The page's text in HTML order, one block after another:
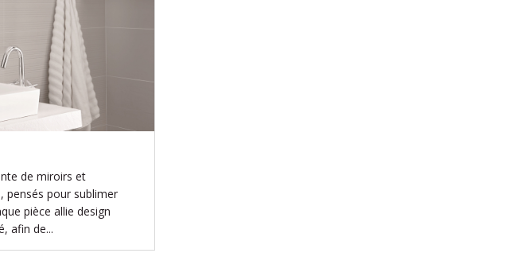
de miroirs et
pensés pour sublimer
pièce allie design
afin de...